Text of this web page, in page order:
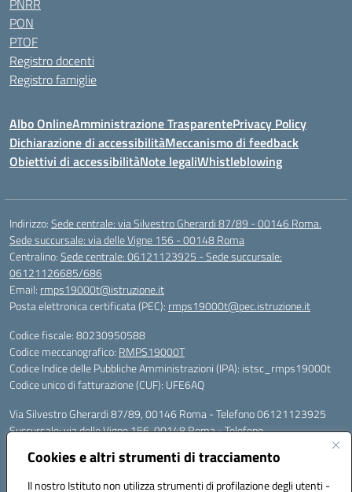
Cookies e altri strumenti di tracciamento
Il nostro Istituto non utilizza strumenti di profilazione degli utenti -
PNRR
PON
PTOF
Registro docenti
Registro famiglie
Albo OnlineAmministrazione TrasparentePrivacy Policy
Dichiarazione di accessibilitàMeccanismo di feedback
Obiettivi di accessibilitàNote legaliWhistleblowing
Indirizzo:Sede centrale: via Silvestro Gherardi 87/89 - 00146 Roma.
Sede succursale: via delle Vigne 156 - 00148 Roma
Centralino:Sede centrale: 06121123925 - Sede succursale:
06121126685/686
Email: rmps19000t@istruzione.it
Posta elettronica certificata (PEC): rmps19000t@pec.istruzione.it
Codice fiscale: 80230950588
Codice meccanografico: RMPS19000T
Codice Indice delle Pubbliche Amministrazioni (IPA): istsc_rmps19000t
Codice unico di fatturazione (CUF): UFE6AQ
Via Silvestro Gherardi 87/89, 00146 Roma - Telefono 06121123925
Succursale: via delle Vigne 156, 00148 Roma - Telefono
Mail: rmps19000t@istruzione.it - PEC: rmps19000t@pec.istruzione.it
Per contatti con il Dirigente Scolastico, utilizzare esclusivamente